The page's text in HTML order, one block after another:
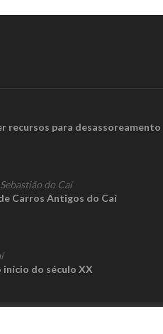
recursos para desassoreamento
do Caí
Carros Antigos do Caí
do século XX